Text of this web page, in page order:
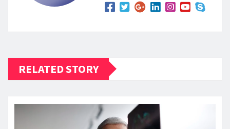
RELATED STORY